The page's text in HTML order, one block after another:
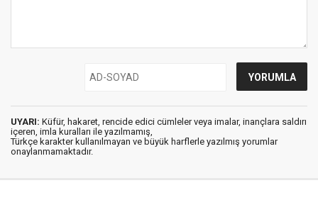
UYARI: Küfür, hakaret, rencide edici cümleler veya imalar, inançlara saldırı
içeren, imla kuralları ile yazılmamış,
Türkçe karakter kullanılmayan ve büyük harflerle yazılmış yorumlar
onaylanmamaktadır.